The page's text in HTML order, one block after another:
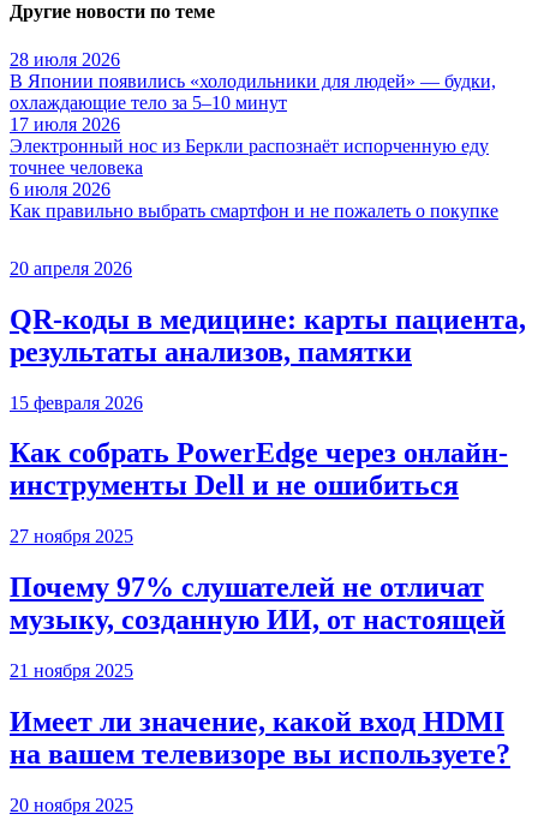
Другие новости по теме
28 июля 2026
В Японии появились «холодильники для людей» — будки,
охлаждающие тело за 5–10 минут
17 июля 2026
Электронный нос из Беркли распознаёт испорченную еду
точнее человека
6 июля 2026
Как правильно выбрать смартфон и не пожалеть о покупке
20 апреля 2026
QR-коды в медицине: карты пациента,
результаты анализов, памятки
15 февраля 2026
Как собрать PowerEdge через онлайн-
инструменты Dell и не ошибиться
27 ноября 2025
Почему 97% слушателей не отличат
музыку, созданную ИИ, от настоящей
21 ноября 2025
Имеет ли значение, какой вход HDMI
на вашем телевизоре вы используете?
20 ноября 2025